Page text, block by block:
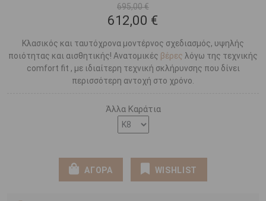
695,00 €
612,00 €
Κλασικός και ταυτόχρονα μοντέρνος σχεδιασμός, υψηλής
ποιότητας και αισθητικής! Ανατομικές βέρες λόγω της τεχνικής
comfort fit , με ιδιαίτερη τεχνική σκλήρυνσης που δίνει
περισσότερη αντοχή στο χρόνο.
Άλλα Καράτια
ΑΓΟΡΑ WISHLIST